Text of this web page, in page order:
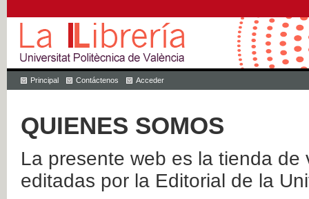
Principal Contáctenos Acceder
QUIENES SOMOS
La presente web es la tienda
editadas por la Editorial de la